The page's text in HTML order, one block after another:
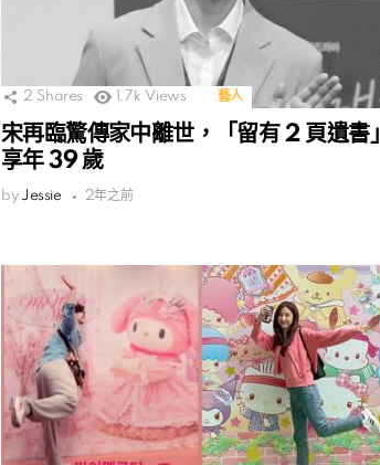
2 Shares 1.7k Views 藝人
宋再臨驚傳家中離世，「留有 2 頁遺書」
享年 39 歲
by Jessie 2年之前